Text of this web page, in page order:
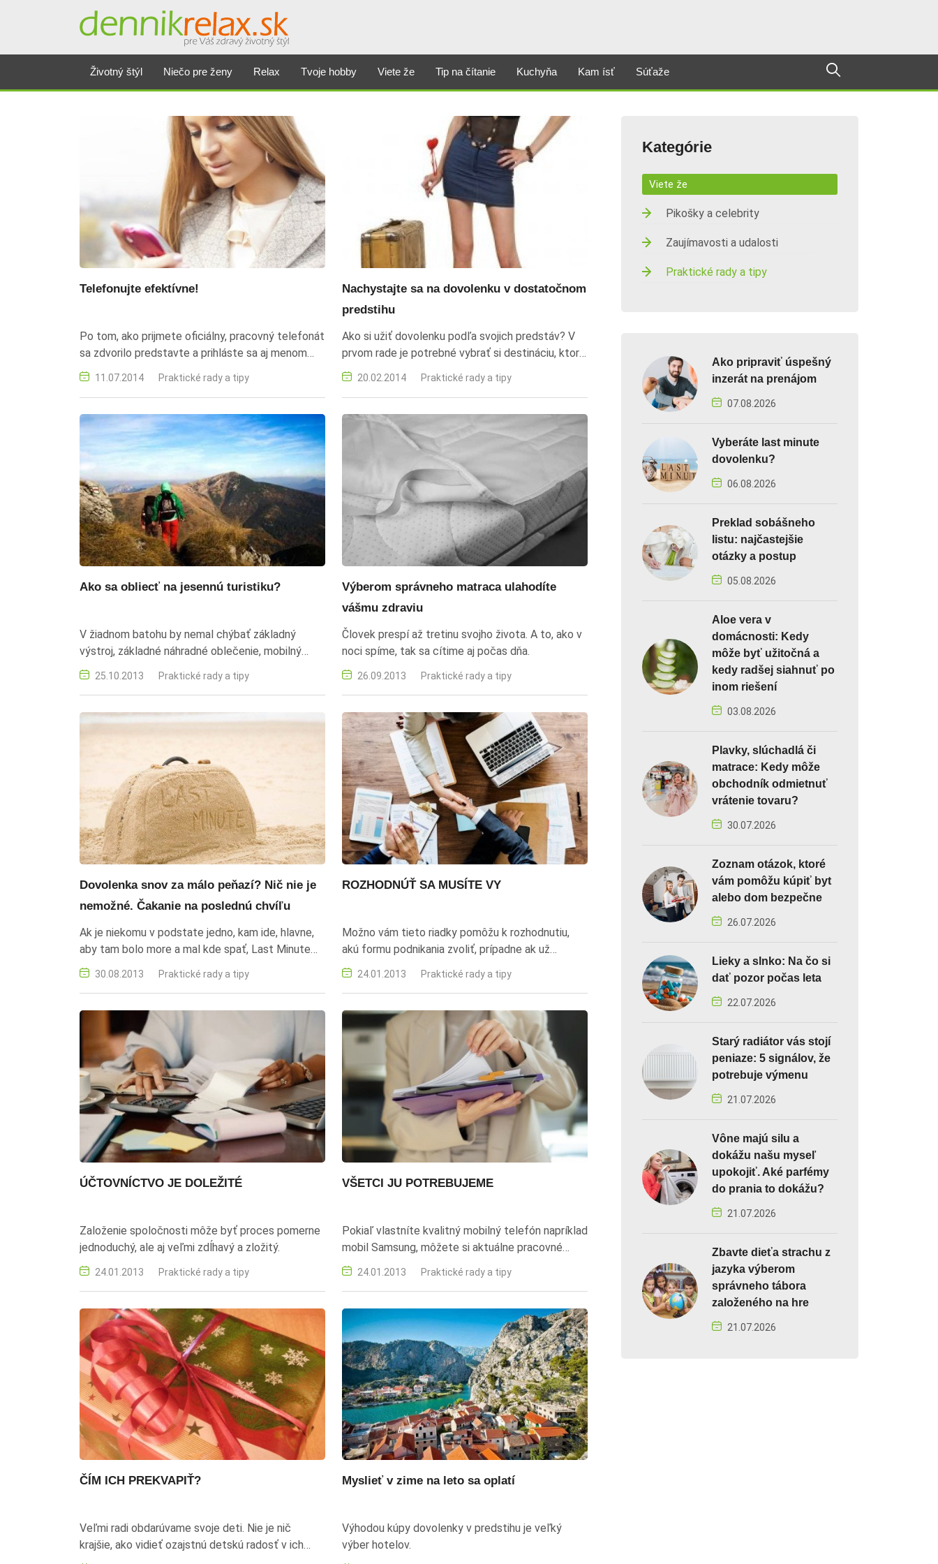
Dennikrelax
Životný štýl Niečo pre ženy Relax Tvoje hobby Viete že Tip na čítanie Kuchyňa Kam ísť Súťaže
Telefonujte efektívne!
Po tom, ako prijmete oficiálny, pracovný telefonát
sa zdvorilo predstavte a prihláste sa aj menom
spoločnosti či firmy, pre ktorú pracujete.
11.07.2014 Praktické rady a tipy
Nachystajte sa na dovolenku v dostatočnom
predstihu
Ako si užiť dovolenku podľa svojich predstáv? V
prvom rade je potrebné vybrať si destináciu, ktorá
bude vyhovovať vám i celej vašej rodine.
20.02.2014 Praktické rady a tipy
Ako sa obliecť na jesennú turistiku?
V žiadnom batohu by nemal chýbať základný
výstroj, základné náhradné oblečenie, mobilný
telefón, malá lekárnička, dostatok tekutín a
25.10.2013 Praktické rady a tipy
Výberom správneho matraca ulahodíte
vášmu zdraviu
Človek prespí až tretinu svojho života. A to, ako v
noci spíme, tak sa cítime aj počas dňa.
26.09.2013 Praktické rady a tipy
Dovolenka snov za málo peňazí? Nič nie je
nemožné. Čakanie na poslednú chvíľu
Ak je niekomu v podstate jedno, kam ide, hlavne,
aby tam bolo more a mal kde spať, Last Minute
môže byť skvelým riešením, kedy získa pobyt za
cenu letenky alebo all inclusive dovolenku za cenu
30.08.2013 Praktické rady a tipy
ROZHODNÚŤ SA MUSÍTE VY
Možno vám tieto riadky pomôžu k rozhodnutiu,
akú formu podnikania zvoliť, prípadne ak už
podnikáte a potrebujete zrealizovať zmeny v
spoločnosti stačí sa obrátiť na odborníkov z
24.01.2013 Praktické rady a tipy
ÚČTOVNÍCTVO JE DOLEŽITÉ
Založenie spoločnosti môže byť proces pomerne
jednoduchý, ale aj veľmi zdĺhavý a zložitý.
24.01.2013 Praktické rady a tipy
VŠETCI JU POTREBUJEME
Pokiaľ vlastníte kvalitný mobilný telefón napríklad
mobil Samsung, môžete si aktuálne pracovné
ponuky sledovať online kedykoľvek.
24.01.2013 Praktické rady a tipy
ČÍM ICH PREKVAPIŤ?
Veľmi radi obdarúvame svoje deti. Nie je nič
krajšie, ako vidieť ozajstnú detskú radosť v ich
Myslieť v zime na leto sa oplatí
Výhodou kúpy dovolenky v predstihu je veľký
výber hotelov.
Kategórie
Viete že
Pikošky a celebrity
Zaujímavosti a udalosti
Praktické rady a tipy
Ako pripraviť úspešný
inzerát na prenájom
07.08.2026
Vyberáte last minute
dovolenku?
06.08.2026
Preklad sobášneho
listu: najčastejšie
otázky a postup
05.08.2026
Aloe vera v
domácnosti: Kedy
môže byť užitočná a
kedy radšej siahnuť po
inom riešení
03.08.2026
Plavky, slúchadlá či
matrace: Kedy môže
obchodník odmietnuť
vrátenie tovaru?
30.07.2026
Zoznam otázok, ktoré
vám pomôžu kúpiť byt
alebo dom bezpečne
26.07.2026
Lieky a slnko: Na čo si
dať pozor počas leta
22.07.2026
Starý radiátor vás stojí
peniaze: 5 signálov, že
potrebuje výmenu
21.07.2026
Vône majú silu a
dokážu našu myseľ
upokojiť. Aké parfémy
do prania to dokážu?
21.07.2026
Zbavte dieťa strachu z
jazyka výberom
správneho tábora
založeného na hre
21.07.2026